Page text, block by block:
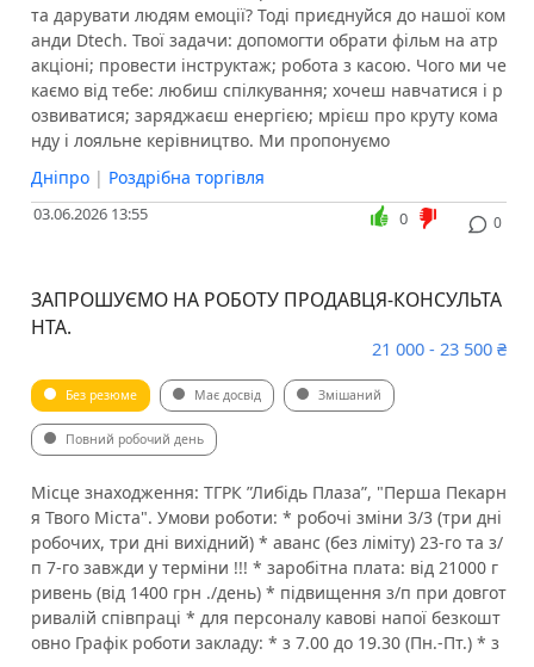
та дарувати людям емоції? Тоді приєднуйся до нашої ком
анди Dtech. ️Твої задачи: допомогти обрати фільм на атр
акціоні; провести інструктаж; робота з касою. ️Чого ми че
каємо від тебе: любиш спілкування; хочеш навчатися і р
озвиватися; заряджаєш енергією; мрієш про круту кома
нду і лояльне керівництво. ️Ми пропонуємо
Дніпро | Роздрібна торгівля
03.06.2026 13:55 0
0
ЗАПРОШУЄМО НА РОБОТУ ПРОДАВЦЯ-КОНСУЛЬТА
НТА.
21 000 - 23 500 ₴
Без резюме Має досвід Змішаний
Повний робочий день
Місце знаходження: ТГРК ”Либідь Плаза”, "Перша Пекарн
я Твого Міста". Умови роботи: * робочі зміни 3/3 (три дні
робочих, три дні вихідний) * аванс (без ліміту) 23-го та з/
п 7-го завжди у терміни !!! * заробітна плата: від 21000 г
ривень (від 1400 грн ./день) * підвищення з/п при довгот
ривалій співпраці * для персоналу кавові напої безкошт
овно Графік роботи закладу: * з 7.00 до 19.30 (Пн.-Пт.) * з